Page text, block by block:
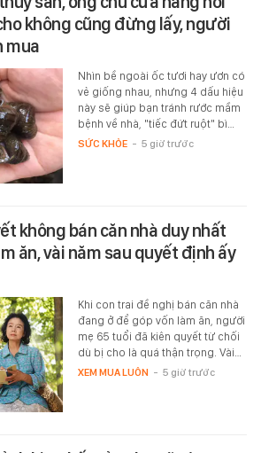
không cũng đừng lấy, người
mua
Nhìn bề ngoài ốc tươi hay ươn có
vẻ giống nhau, nhưng 4 dấu hiệu
này sẽ giúp bạn tránh rước mầm
bệnh về nhà, "tiếc đứt ruột" bì…
SỨC KHỎE - 5 giờ trước
không bán căn nhà duy nhất
ăn, vài năm sau quyết định ấy
Khi con trai đề nghị bán căn nhà
đang ở để góp vốn làm ăn, người
mẹ 65 tuổi đã kiên quyết từ chối
dù bị cho là quá thận trọng. Vài…
XEM MUA LUÔN - 5 giờ trước